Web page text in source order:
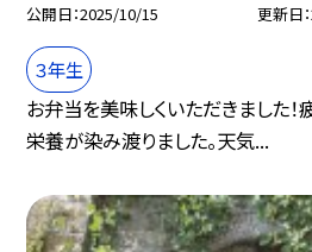
公開日 2025/10/15 更新日
３年生
お弁当を美味しくいただきました
栄養が染み渡りました。天気...